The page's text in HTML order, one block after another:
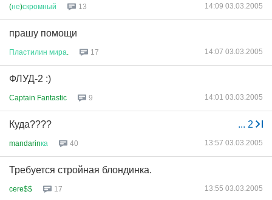
(не)скромный 13 14:09 03.03.2005
прашу помощи
Пластилин мира 17 14:07 03.03.2005
ФЛУД-2 :)
Captain Fantastic 9 14:01 03.03.2005
... 2
Куда????
mandarinка 40 13:57 03.03.2005
Требуется стройная блондинка.
cere$$ 17 13:55 03.03.2005